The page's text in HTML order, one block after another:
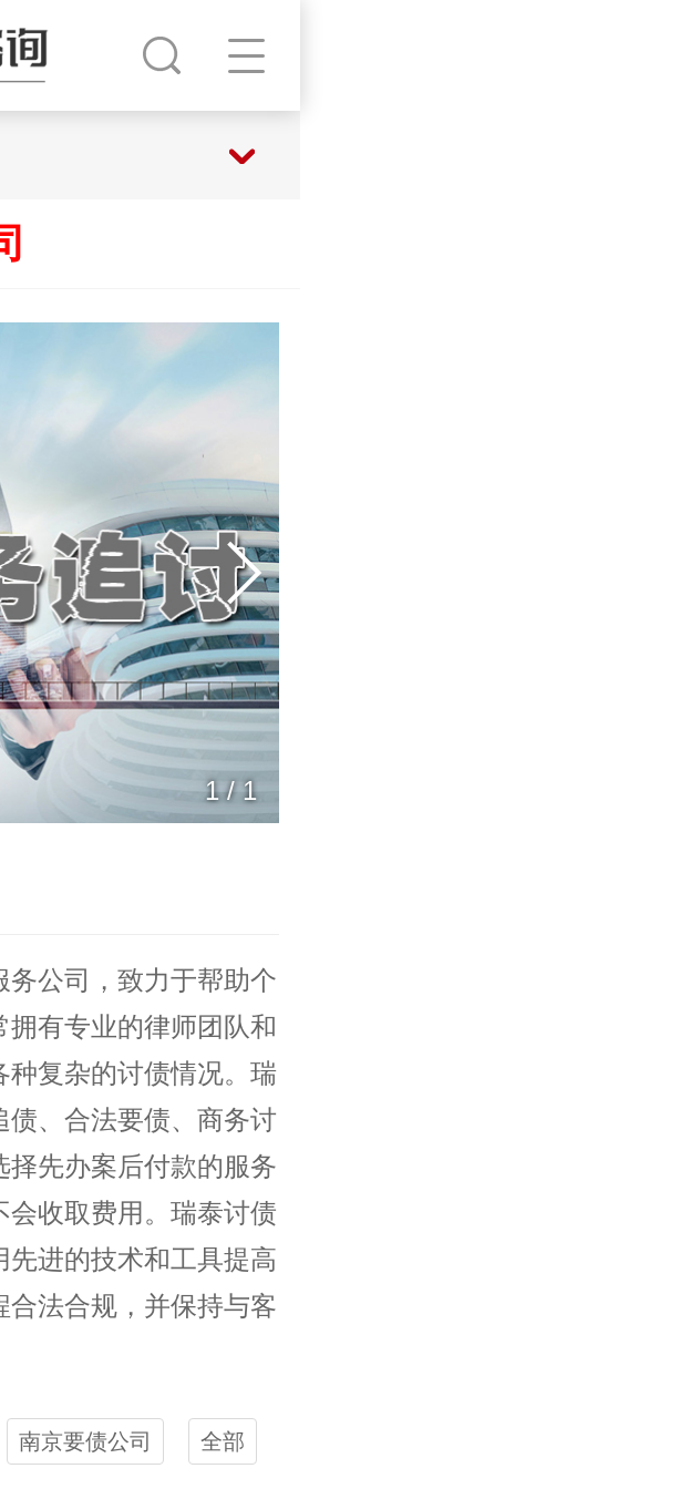
1/ 1
务公司，致力于帮助个
拥有专业的律师团队和
复杂的讨债情况。瑞
债、合法要债、商务讨
先办案后付款的服务
收取费用。瑞泰讨债
进的技术和工具提高
法合规，并保持与客
南京要债公司 全部